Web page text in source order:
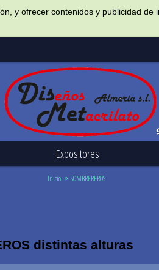
y ofrecer contenidos y publicidad
Expositores
Inicio SOMBREREROS
distintas alturas